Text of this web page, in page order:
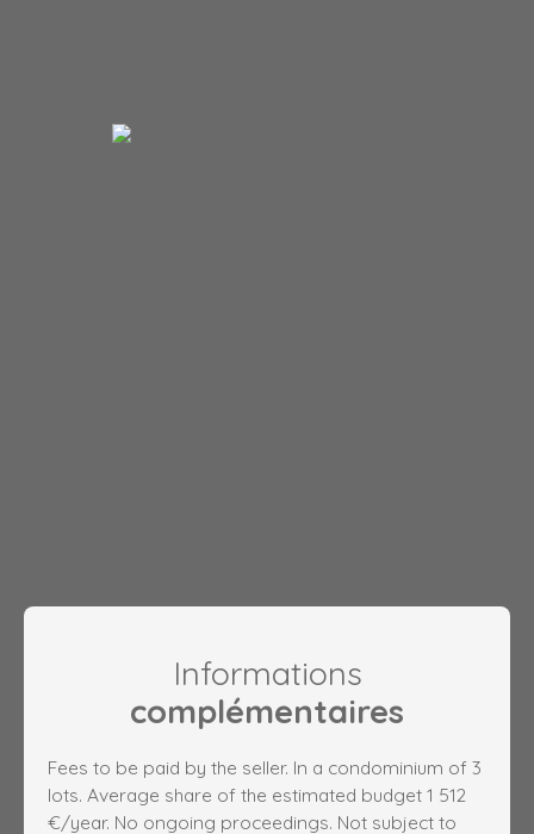
Informations
complémentaires
Fees to be paid by the seller. In a condominium of 3
lots. Average share of the estimated budget 1 512
€/year. No ongoing proceedings. Not subject to